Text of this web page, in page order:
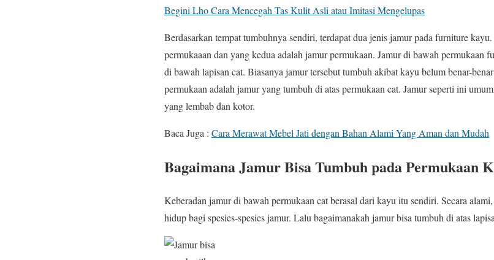
Begini Lho Cara Mencegah Tas Kulit Asli atau Imitasi Mengelupas
Berdasarkan tempat tumbuhnya sendiri, terdapat dua jenis jamur pada furniture
permukaaan dan yang kedua adalah jamur permukaan. Jamur di bawah permukaan
di bawah lapisan cat. Biasanya jamur tersebut tumbuh akibat kayu belum benar-
permukaan adalah jamur yang tumbuh di atas permukaan cat. Jamur seperti ini
yang lembab dan kotor.
Baca Juga : Cara Merawat Mebel Jati dengan Bahan Alami Yang Aman dan Mudah
Bagaimana Jamur Bisa Tumbuh pada Permukaan
Keberadan jamur di bawah permukaan cat berasal dari kayu itu sendiri. Secara
hidup bagi spesies-spesies jamur. Lalu bagaimanakah jamur bisa tumbuh di atas